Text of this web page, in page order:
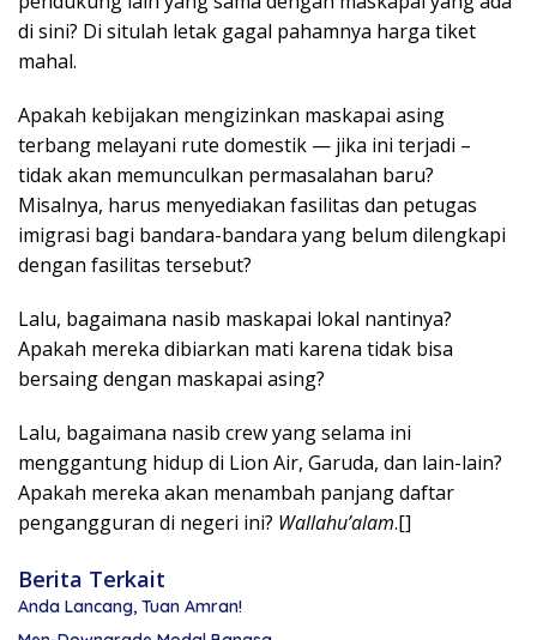
di sini? Di situlah letak gagal pahamnya harga tiket
mahal.
Apakah kebijakan mengizinkan maskapai asing
terbang melayani rute domestik — jika ini terjadi –
tidak akan memunculkan permasalahan baru?
Misalnya, harus menyediakan fasilitas dan petugas
imigrasi bagi bandara-bandara yang belum dilengkapi
dengan fasilitas tersebut?
Lalu, bagaimana nasib maskapai lokal nantinya?
Apakah mereka dibiarkan mati karena tidak bisa
bersaing dengan maskapai asing?
Lalu, bagaimana nasib crew yang selama ini
menggantung hidup di Lion Air, Garuda, dan lain-lain?
Apakah mereka akan menambah panjang daftar
pengangguran di negeri ini? Wallahu’alam.[]
Berita Terkait
Anda Lancang, Tuan Amran!